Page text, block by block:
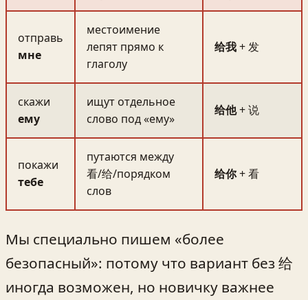
отправь
мне
местоимение
лепят прямо к
глаголу
给我+ 发
скажи
ему
ищут отдельное
слово под «ему»
给他+ 说
покажи
тебе
путаются между
看/给/порядком
слов
给你+ 看
Мы специально пишем «более
безопасный»: потому что вариант без 给
иногда возможен, но новичку важнее